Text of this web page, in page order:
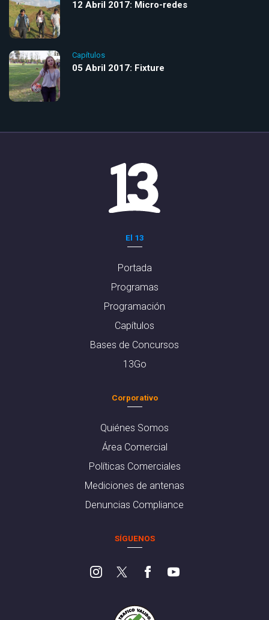
12 Abril 2017: Micro-redes
Capítulos
05 Abril 2017: Fixture
El 13
Portada
Programas
Programación
Capítulos
Bases de Concursos
13Go
Corporativo
Quiénes Somos
Área Comercial
Políticas Comerciales
Mediciones de antenas
Denuncias Compliance
SÍGUENOS